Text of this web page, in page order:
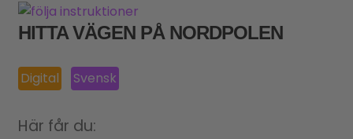
LICENSER
UNDERMENY
HITTA VÄGEN PÅ NORDPOLEN
Digital Svensk
Här får du: